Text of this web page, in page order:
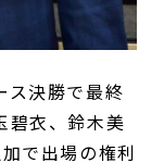
ス決勝で最終
碧衣、鈴木美
で出場の権利